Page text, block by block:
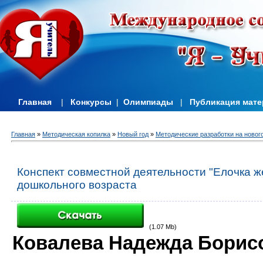
Главная | Конкурсы | Олимпиады | Публикация
Главная » Методическая копилка » Новый год » Методические разработки на
Конспект совместной деятельности "Елочка
дошкольного возраста
(1.07 Mb)
Ковалева Надежда